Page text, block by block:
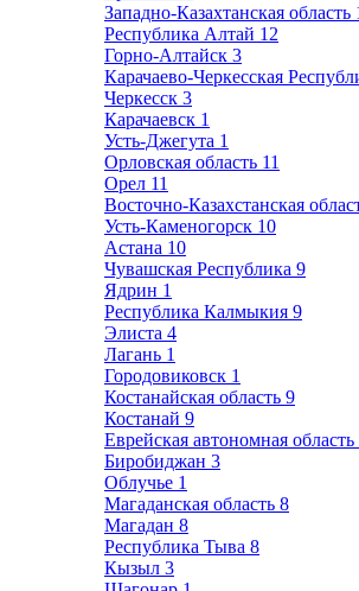
Западно-Казахтанская область
Республика Алтай 12
Горно-Алтайск 3
Карачаево-Черкесская
Черкесск 3
Карачаевск 1
Усть-Джегута 1
Орловская область 11
Орел 11
Восточно-Казахстанская
Усть-Каменогорск 10
Астана 10
Чувашская Республика 9
Ядрин 1
Республика Калмыкия 9
Элиста 4
Лагань 1
Городовиковск 1
Костанайская область 9
Костанай 9
Еврейская автономная область
Биробиджан 3
Облучье 1
Магаданская область 8
Магадан 8
Республика Тыва 8
Кызыл 3